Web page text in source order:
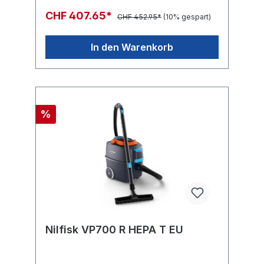
StaubbeutelFactsheetBedienungsanleitung
CHF 407.65* CHF 452.95* (10% gespart)
In den Warenkorb
%
Nilfisk VP700 R HEPA T EU